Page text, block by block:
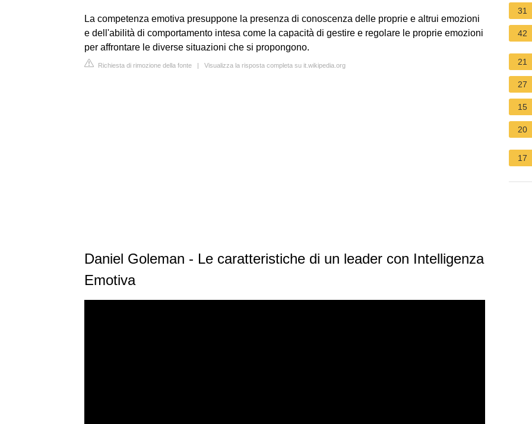
La competenza emotiva presuppone la presenza di conoscenza delle proprie e altrui emozioni
e dell'abilità di comportamento intesa come la capacità di gestire e regolare le proprie emozioni
per affrontare le diverse situazioni che si propongono.
Richiesta di rimozione della fonte | Visualizza la risposta completa su it.wikipedia.org
Daniel Goleman - Le caratteristiche di un leader con Intelligenza
Emotiva
31
42
21
27
15
20
17